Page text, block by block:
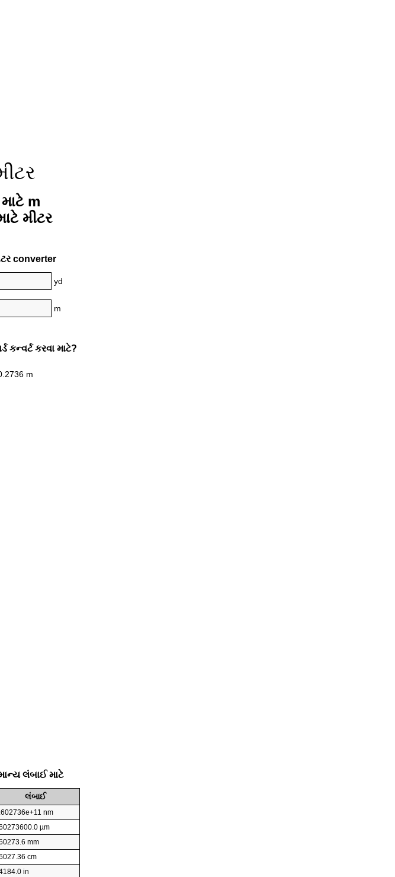
m
મીટર
converter
yd
m
કન્વર્ટ કરવા માટે?
m
લંબાઈ માટે
લંબાઈ
nm
µm
mm
cm
in